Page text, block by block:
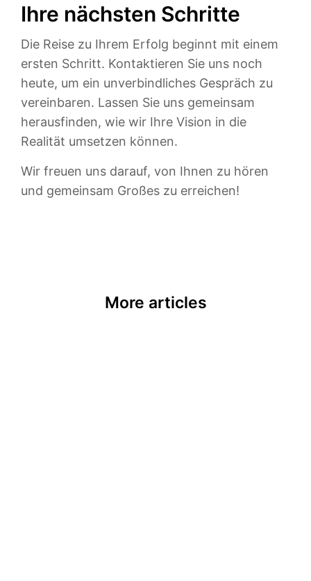
Ihre nächsten Schritte
Die Reise zu Ihrem Erfolg beginnt mit einem
ersten Schritt. Kontaktieren Sie uns noch
heute, um ein unverbindliches Gespräch zu
vereinbaren. Lassen Sie uns gemeinsam
herausfinden, wie wir Ihre Vision in die
Realität umsetzen können.
Wir freuen uns darauf, von Ihnen zu hören
und gemeinsam Großes zu erreichen!
More articles